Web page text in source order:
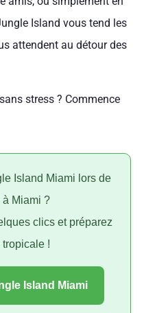
Island vous tend les
attendent au détour des
stress ? Commence
Island Miami lors de
Miami ?
clics et préparez
!
Island Miami